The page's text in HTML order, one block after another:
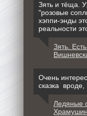
Зять и тёща.
"розовые
хэппи-энды
реальности
Зять.
Очень
сказка вроде,
Ледяные